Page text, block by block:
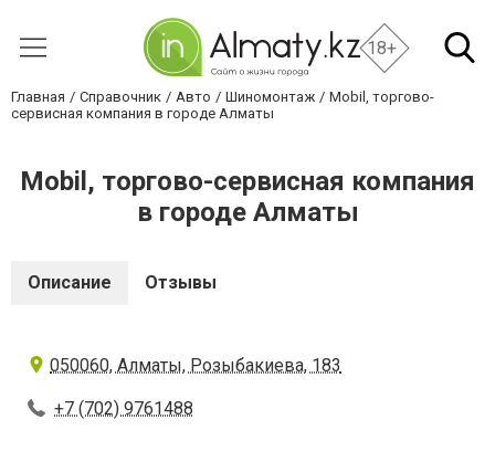
18+
Главная Справочник Авто Шиномонтаж
Mobil, торгово-
сервисная компания в городе Алматы
Mobil, торгово-сервисная компания
в городе Алматы
Описание Отзывы
050060, Алматы, Розыбакиева, 183
+7 (702) 9761488